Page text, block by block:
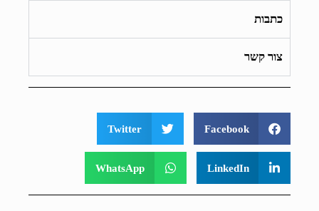
כתבות
צור קשר
Facebook
Twitter
LinkedIn
WhatsApp